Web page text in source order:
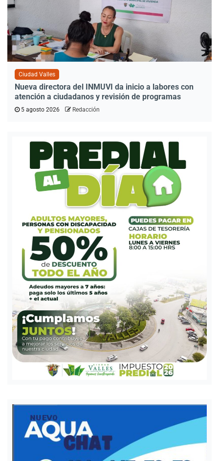
Ciudad Valles
Nueva directora del INMUVI da inicio a labores con
atención a ciudadanos y revisión de programas
5 agosto 2026 Redacción